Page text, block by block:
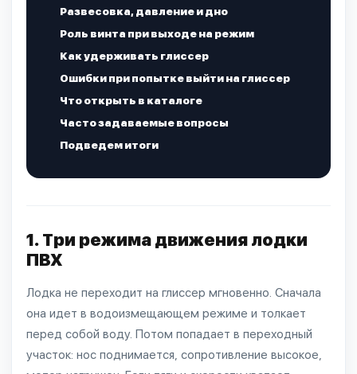
Развесовка, давление и дно
Роль винта при выходе на режим
Как удерживать глиссер
Ошибки при попытке выйти на глиссер
Что открыть в каталоге
Часто задаваемые вопросы
Подведем итоги
1. Три режима движения лодки
ПВХ
Лодка не переходит на глиссер мгновенно. Сначала
она идет в водоизмещающем режиме и толкает
перед собой воду. Потом попадает в переходный
участок: нос поднимается, сопротивление высокое,